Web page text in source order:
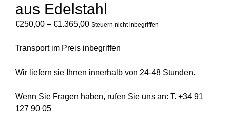
aus Edelstahl
€250,00 – €1.365,00 Steuern nicht inbegriffen
Transport im Preis inbegriffen
Wir liefern sie Ihnen innerhalb von 24-48 Stunden.
Wenn Sie Fragen haben, rufen Sie uns an: T. +34 91
127 90 05